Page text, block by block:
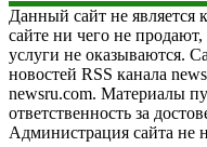
Данный сайт не является
сайте ни чего не
услуги не оказываются.
новостей RSS канала
newsru.com. Материалы
ответственность за
Администрация сайта не